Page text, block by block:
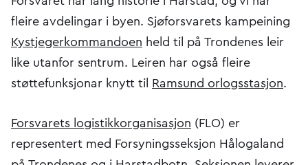
fleire avdelingar i byen. Sjøforsvarets kampeining
Kystjegerkommandoen held til på Trondenes leir
like utanfor sentrum. Leiren har også fleire
støttefunksjonar knytt til Ramsund orlogsstasjon.
Forsvarets logistikkorganisasjon (FLO) er
representert med Forsyningsseksjon Hålogaland